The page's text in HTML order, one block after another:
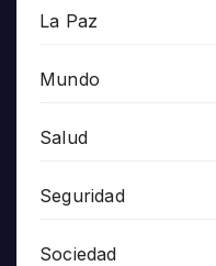
La Paz
Mundo
Salud
Seguridad
Sociedad